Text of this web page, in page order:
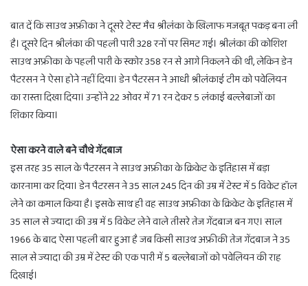
बात दें कि साउथ अफ्रीका ने दूसरे टेस्ट मैच श्रीलंका के खिलाफ मजबूत पकड़ बना ली
है। दूसरे दिन श्रीलंका की पहली पारी 328 रनों पर सिमट गई। श्रीलंका की कोशिश
साउथ अफ्रीका के पहली पारी के स्कोर 358 रन से आगे निकलने की थी, लेकिन डेन
पैटरसन ने ऐसा होने नहीं दिया। डेन पैटरसन ने आधी श्रीलंकाई टीम को पवेलियन
का रास्ता दिखा दिया। उन्होंने 22 ओवर में 71 रन देकर 5 लंकाई बल्लेबाजों का
शिकार किया।
ऐसा करने वाले बने चौथे गेंदबाज
इस तरह 35 साल के पैटरसन ने साउथ अफ्रीका के क्रिकेट के इतिहास में बड़ा
कारनामा कर दिया। डेन पैटरसन ने 35 साल 245 दिन की उम्र में टेस्ट में 5 विकेट हॉल
लेने का कमाल किया है। इसके साथ ही वह साउथ अफ्रीका के क्रिकेट के इतिहास में
35 साल से ज्यादा की उम्र में 5 विकेट लेने वाले तीसरे तेज गेंदबाज बन गए। साल
1966 के बाद ऐसा पहली बार हुआ है जब किसी साउथ अफ्रीकी तेज गेंदबाज ने 35
साल से ज्यादा की उम्र में टेस्ट की एक पारी में 5 बल्लेबाजों को पवेलियन की राह
दिखाई।